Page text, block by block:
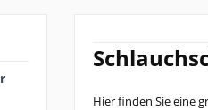
Hier finden Sie eine